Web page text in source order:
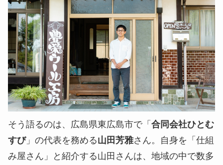
そう語るのは、広島県東広島市で「 合同会社ひとむ
すび」の代表を務める山田 芳雅さん。自身を「仕組
み屋さん」と紹介する山田さんは、地域の中で数多